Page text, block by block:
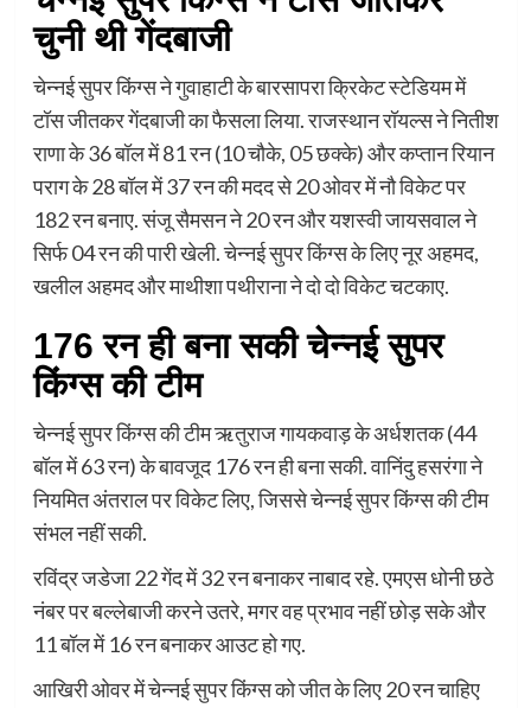
चुनी थी गेंदबाजी
चेन्नई सुपर किंग्स ने गुवाहाटी के बारसापरा क्रिकेट स्टेडियम में
टॉस जीतकर गेंदबाजी का फैसला लिया. राजस्थान रॉयल्स ने नितीश
राणा के 36 बॉल में 81 रन (10 चौके, 05 छक्के) और कप्तान रियान
पराग के 28 बॉल में 37 रन की मदद से 20 ओवर में नौ विकेट पर
182 रन बनाए. संजू सैमसन ने 20 रन और यशस्वी जायसवाल ने
सिर्फ 04 रन की पारी खेली. चेन्नई सुपर किंग्स के लिए नूर अहमद,
खलील अहमद और माथीशा पथीराना ने दो दो विकेट चटकाए.
176 रन ही बना सकी चेन्नई सुपर
किंग्स की टीम
चेन्नई सुपर किंग्स की टीम ऋतुराज गायकवाड़ के अर्धशतक (44
बॉल में 63 रन) के बावजूद 176 रन ही बना सकी. वानिंदु हसरंगा ने
नियमित अंतराल पर विकेट लिए, जिससे चेन्नई सुपर किंग्स की टीम
संभल नहीं सकी.
रविंद्र जडेजा 22 गेंद में 32 रन बनाकर नाबाद रहे. एमएस धोनी छठे
नंबर पर बल्लेबाजी करने उतरे, मगर वह प्रभाव नहीं छोड़ सके और
11 बॉल में 16 रन बनाकर आउट हो गए.
आखिरी ओवर में चेन्नई सुपर किंग्स को जीत के लिए 20 रन चाहिए